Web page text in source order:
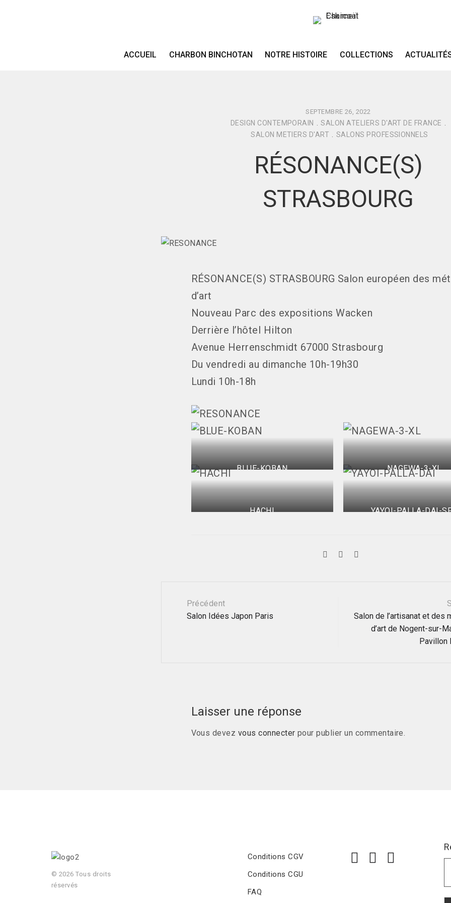
ACCUEIL CHARBON BINCHOTAN NOTRE HISTOIRE COLLECTIONS
SEPTEMBRE 26, 2022
DESIGN CONTEMPORAIN SALON ATELIERS D'ART DE FRANCE
SALON METIERS D'ART
SALONS PROFESSIONNELS
RÉSONANCE(S)
STRASBOURG
RÉSONANCE(S) STRASBOURG Salon européen des
d’art
Nouveau Parc des expositions Wacken
Derrière l’hôtel Hilton
Avenue Herrenschmidt 67000 Strasbourg
Du vendredi au dimanche 10h-19h30
Lundi 10h-18h
BLUE-KOBAN NAGEWA-3-XL
HACHI YAYOI-PALLA-DAI-
Navigation
Précédent
Salon Idées Japon Paris
Salon de l’artisanat et des
d’art de Nogent-sur-
Pavillon
Laisser une réponse
Vous devez vous connecter pour publier un commentaire.
© 2026 Tous droits
réservés
Conditions CGV
Conditions CGU
FAQ